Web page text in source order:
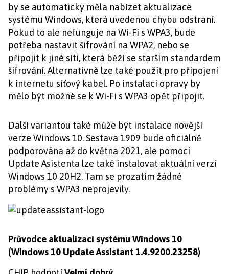
by se automaticky měla nabízet aktualizace
systému Windows, která uvedenou chybu odstraní.
Pokud to ale nefunguje na Wi-Fi s WPA3, bude
potřeba nastavit šifrování na WPA2, nebo se
připojit k jiné síti, která běží se starším standardem
šifrování. Alternativně lze také použít pro připojení
k internetu síťový kabel. Po instalaci opravy by
mělo být možné se k Wi-Fi s WPA3 opět připojit.
Další variantou také může být instalace novější
verze Windows 10. Sestava 1909 bude oficiálně
podporována až do května 2021, ale pomocí
Update Asistenta lze také instalovat aktuální verzi
Windows 10 20H2. Tam se prozatím žádné
problémy s WPA3 neprojevily.
Průvodce aktualizací systému Windows 10
(Windows 10 Update Assistant 1.4.9200.23258)